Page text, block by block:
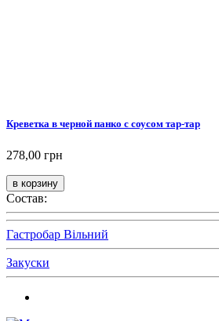
Креветка в черной панко с соусом тар-тар
278,00 грн
Состав:
Гастробар Вільний
Закуски